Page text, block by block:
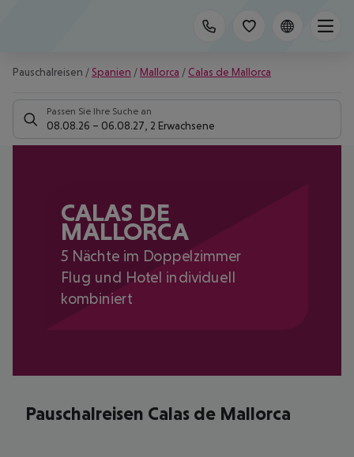
Pauschalreisen / Spanien / Mallorca / Calas de Mallorca
Passen Sie Ihre Suche an
08.08.26 – 06.08.27 2 Erwachsene
CALAS DE
MALLORCA
5 Nächte im Doppelzimmer
Flug und Hotel individuell
kombiniert
Pauschalreisen Calas de Mallorca